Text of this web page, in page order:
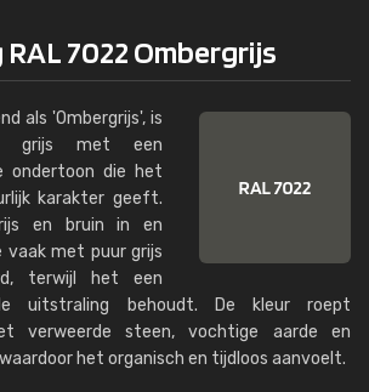
7022 Ombergrijs
als 'Ombergrijs', is
grijs met een
ondertoon die het
karakter geeft.
en bruin in en
met puur grijs
terwijl het een
uitstraling behoudt. De kleur roept
verweerde steen, vochtige aarde en
het organisch en tijdloos aanvoelt.